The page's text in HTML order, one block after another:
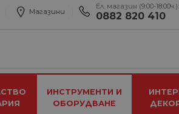
Магазини
Ел. магазин (9:00-18:00ч.):
0882 820 410
ИНСТРУМЕНТИ И
ОБОРУДВАНЕ